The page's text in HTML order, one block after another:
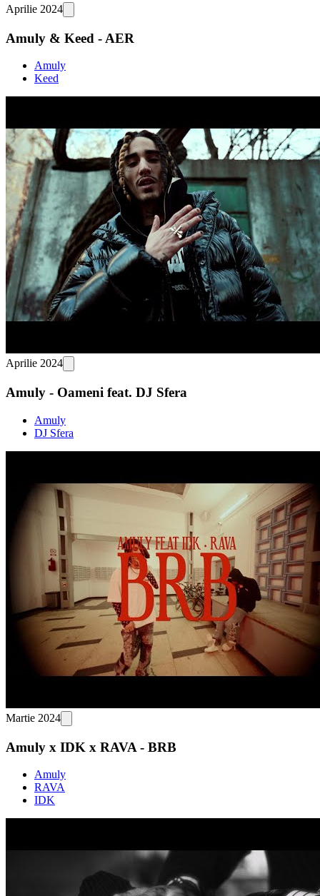
Aprilie 2024
Amuly & Keed - AER
Amuly
Keed
Aprilie 2024
Amuly - Oameni feat. DJ Sfera
Amuly
DJ Sfera
Martie 2024
Amuly x IDK x RAVA - BRB
Amuly
RAVA
IDK